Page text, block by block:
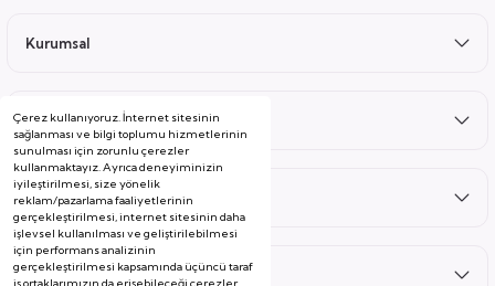
Çerez kullanıyoruz. İnternet sitesinin
sağlanması ve bilgi toplumu hizmetlerinin
sunulması için zorunlu çerezler
kullanmaktayız. Ayrıca deneyiminizin
iyileştirilmesi, size yönelik
reklam/pazarlama faaliyetlerinin
gerçekleştirilmesi, internet sitesinin daha
işlevsel kullanılması ve geliştirilebilmesi
için performans analizinin
gerçekleştirilmesi kapsamında üçüncü taraf
Kurumsal
Satış Sonrası
Hizmetler
Kategoriler